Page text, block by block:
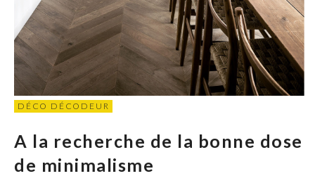
DÉCO DÉCODEUR
A la recherche de la bonne dose
de minimalisme